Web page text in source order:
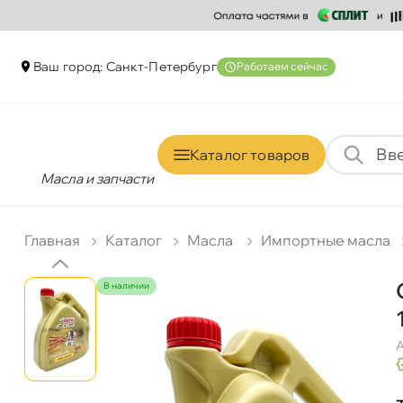
аш город: Санкт-Петербур Работаем сейчас
Масла и запчасти
Каталог товаро
Главная Катало Масла Импортные масла
наличии